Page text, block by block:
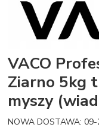
VACO
Ziarno 5kg
myszy
NOWA DOSTAWA: